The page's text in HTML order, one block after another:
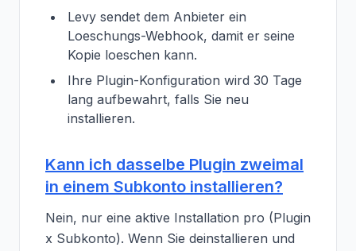
Levy sendet dem Anbieter ein
Loeschungs-Webhook, damit er seine
Kopie loeschen kann.
Ihre Plugin-Konfiguration wird 30 Tage
lang aufbewahrt, falls Sie neu
installieren.
Kann ich dasselbe Plugin zweimal
in einem Subkonto installieren?
Nein, nur eine aktive Installation pro (Plugin
x Subkonto). Wenn Sie deinstallieren und